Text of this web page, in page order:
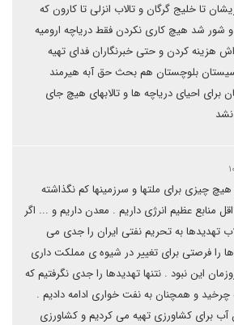
تا خلیج گرگان و تالاب انزلی تا کارون که
و شور شد هیچ کاری نکردن فقط دریاچه ارومیه
هزینه کردن و حتی خبرنگاران فدای تهیه
بلوچستان هم بحث حق آبه هیرمند
برای احیای دریاچه ها و تالابهای هیچ جای
چیزی برای ملتها و سرزمینها کم نگذاشته
منابع عظیم انرژی داریم . معدن داریم و ... اگر
تهدیدها به تحریم نفتی ایران را جدی می
را فرصتی برای تغییر در شیوه ی مملکت داری
این نبود . نتنها تهدیدها را جدی نگرفتیم که
چرخید و همچنان به نفت خواری ادامه دادیم .
آب برای کشاورزی تهیه می کردیم و کشاورزی